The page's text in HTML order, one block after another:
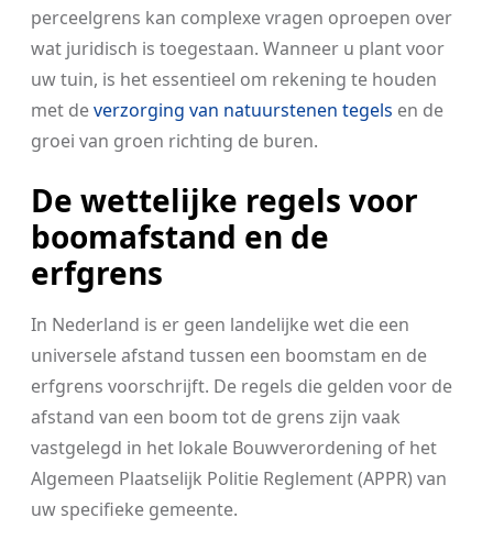
perceelgrens kan complexe vragen oproepen over
wat juridisch is toegestaan. Wanneer u plant voor
uw tuin, is het essentieel om rekening te houden
met deverzorging van natuurstenen tegels en de
groei van groen richting de buren.
De wettelijke regels voor
boomafstand en de
erfgrens
In Nederland is er geen landelijke wet die een
universele afstand tussen een boomstam en de
erfgrens voorschrijft. De regels die gelden voor de
afstand van een boom tot de grens zijn vaak
vastgelegd in het lokale Bouwverordening of het
Algemeen Plaatselijk Politie Reglement (APPR) van
uw specifieke gemeente.